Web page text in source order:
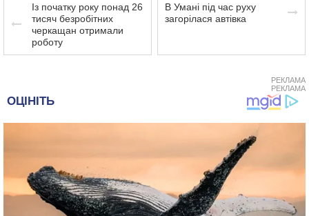
Із початку року понад 26
тисяч безробітних
черкащан отримали
роботу
В Умані під час руху
загорілася автівка
РЕКЛАМА
РЕКЛАМА